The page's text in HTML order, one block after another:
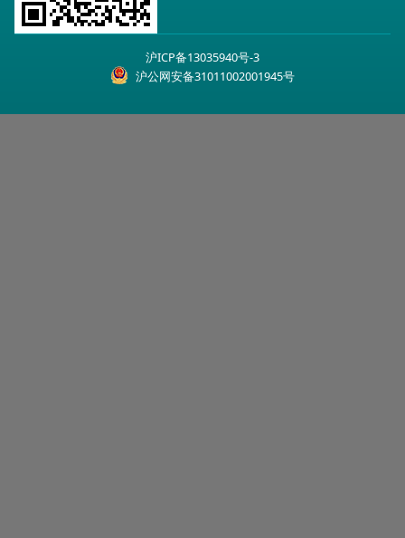
沪ICP备13035940号-3
沪公网安备31011002001945号